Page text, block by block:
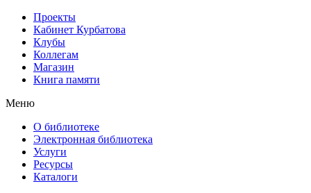
Проекты
Кабинет Курбатова
Клубы
Коллегам
Магазин
Книга памяти
Меню
О библиотеке
Электронная библиотека
Услуги
Ресурсы
Каталоги